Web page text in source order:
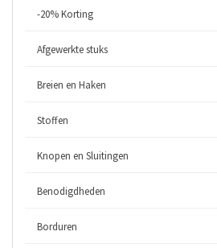
-20% Korting
Afgewerkte stuks
Breien en Haken
Stoffen
Knopen en Sluitingen
Benodigdheden
Borduren